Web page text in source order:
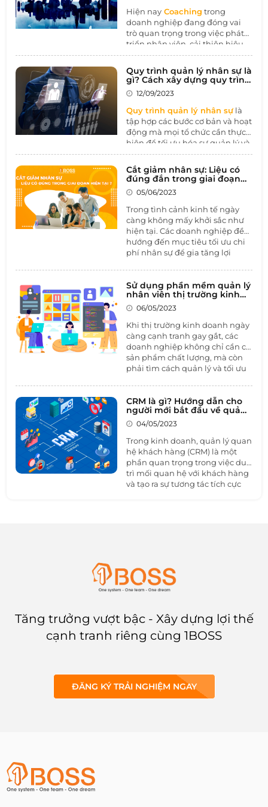
Hiện nay Coaching trong
doanh nghiệp đang đóng vai
trò quan trọng trong việc phát
triển nhân viên, cải thiện hiệu
suất làm việc, và xây dựng môi
trường làm việc tích cực. Bằng
cách tạo cơ hội cho sự học hỏi
và phát triển cá nhân, Coaching
giúp tăng cường sự tự chủ và
đóng góp vào sự thành công và
bền vững của tổ chức.
Quy trình quản lý nhân sự là
gì? Cách xây dựng quy trình
quản lý nhân sự hiệu quả
12/09/2023
Quy trình quản lý nhân sự là
tập hợp các bước cơ bản và hoạt
động mà mọi tổ chức cần thực
hiện để tối ưu hóa sự quản lý và
sử dụng nguồn nhân lực của
họ. Điều này bao gồm việc xác
định nhu cầu nhân lực, tuyển
dụng, đào tạo, quản lý hiệu
suất, và nhiều hoạt động khác
để tạo một môi trường làm việc
tích cực và hiệu quả.
Cắt giảm nhân sự: Liệu có
đúng đắn trong giai đoạn
hiện tại
05/06/2023
Trong tình cảnh kinh tế ngày
càng không mấy khởi sắc như
hiện tại. Các doanh nghiệp đều
hướng đến mục tiêu tối ưu chi
phí nhân sự để gia tăng lợi
những doanh nghiệp từng
được ca tụng là có chế độ đãi
ngộ trong mơ nhưng Google,
cắt giảm từ hàng nghìn đến
hàng chục nghìn nhân sự.
Sử dụng phần mềm quản lý
nhân viên thị trường kinh
doanh để tăng cường hiệu
quả kinh doanh
06/05/2023
Khi thị trường kinh doanh ngày
càng cạnh tranh gay gắt, các
doanh nghiệp không chỉ cần có
sản phẩm chất lượng, mà còn
phải tìm cách quản lý và tối ưu
mềm quản lý nhân viên thị
trường kinh doanh là một giải
pháp hiệu quả giúp doanh
theo dõi hoạt động của đội ngũ
nhân viên kinh doanh.
CRM là gì? Hướng dẫn cho
người mới bắt đầu về quản
lý quan hệ khách hàng
04/05/2023
Trong kinh doanh, quản lý quan
hệ khách hàng (CRM) là một
phần quan trọng trong việc duy
trì mối quan hệ với khách hàng
và tạo ra sự tương tác tích cực
Tăng trưởng vượt bậc - Xây dựng lợi thế
cạnh tranh riêng cùng 1BOSS
ĐĂNG KÝ TRẢI NGHIỆM NGAY